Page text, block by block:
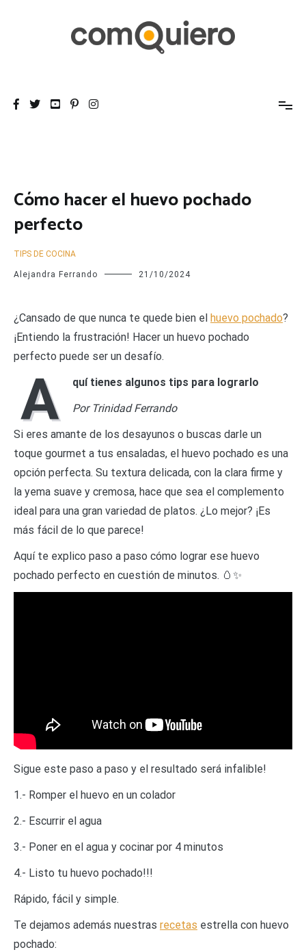
Cómo hacer el huevo pochado
perfecto
TIPS DE COCINA
Alejandra Ferrando 21/10/2024
¿Cansado de que nunca te quede bien el huevo pochado?
¡Entiendo la frustración! Hacer un huevo pochado
perfecto puede ser un desafío.
A
quí tienes algunos tips para lograrlo
Por Trinidad Ferrando
Si eres amante de los desayunos o buscas darle un
toque gourmet a tus ensaladas, el huevo pochado es una
opción perfecta. Su textura delicada, con la clara firme y
la yema suave y cremosa, hace que sea el complemento
ideal para una gran variedad de platos. ¿Lo mejor? ¡Es
más fácil de lo que parece!
Aquí te explico paso a paso cómo lograr ese huevo
pochado perfecto en cuestión de minutos. 🥚✨
Sigue este paso a paso y el resultado será infalible!
1.- Romper el huevo en un colador
2.- Escurrir el agua
3.- Poner en el agua y cocinar por 4 minutos
4.- Listo tu huevo pochado!!!
Rápido, fácil y simple.
Te dejamos además nuestras recetas estrella con huevo
pochado: